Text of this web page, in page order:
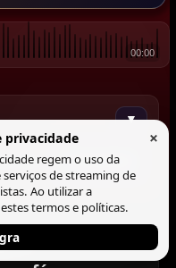
00:00
▼
Comentar
privacidade ×
regem o uso da
de streaming de
Ao utilizar a
termos e políticas.